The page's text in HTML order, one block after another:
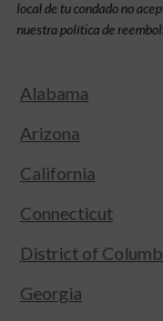
local de tu condado no
nuestra política de
Alabama
Arizona
California
Connecticut
District of
Georgia